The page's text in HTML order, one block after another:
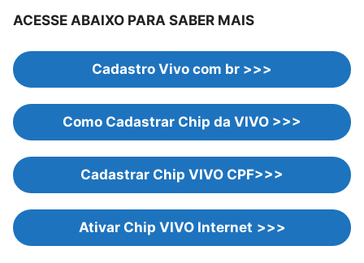
ACESSE ABAIXO PARA SABER MAIS
Cadastro Vivo com br >>>
Como Cadastrar Chip da VIVO >>>
Cadastrar Chip VIVO CPF>>>
Ativar Chip VIVO Internet >>>